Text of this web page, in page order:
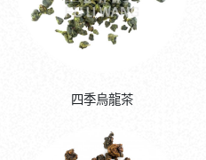
四季烏龍茶